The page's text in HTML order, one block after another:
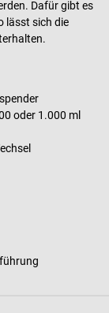
Dafür gibt es
lässt sich die
oder 1.000 ml